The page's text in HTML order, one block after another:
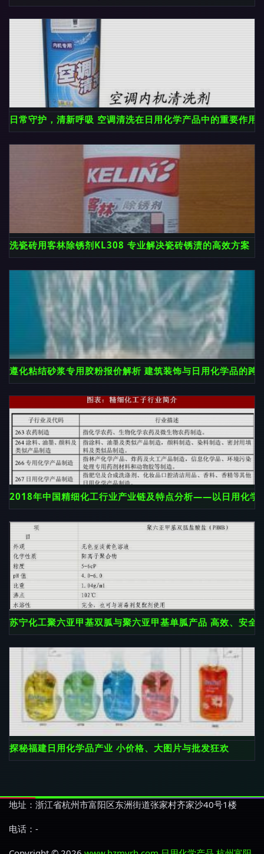
日常守护，清新呼吸 空调清洗在日用化学产品中的重要作用
洗瓷砖用客林除锈剂KL308 专业解决瓷砖锈渍的高效方案
遵化粘结砂浆专用胶粉报价解析 建筑装饰与日用化学品的跨
2018年中国精细化工行业产业链及特点分析——以日用化学
苏宁化工聚六亚甲基双胍与聚六亚甲基单胍产品 高效、安全
探秘福建日用化学品产业 小价格、大图片与批发狂欢
地址：浙江省杭州市富阳区东洲街道张家村齐家沙40号1楼
电话：-